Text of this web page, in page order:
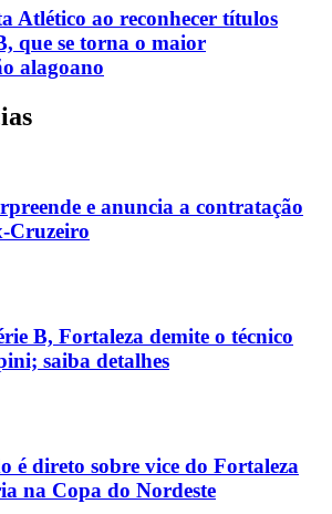
Atlético ao reconhecer títulos
que se torna o maior
alagoano
e anuncia a contratação
Cruzeiro
B, Fortaleza demite o técnico
saiba detalhes
é direto sobre vice do Fortaleza
na Copa do Nordeste